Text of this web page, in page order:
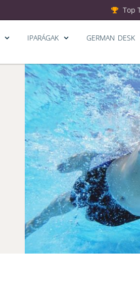
Top
IPARÁGAK GERMAN DESK